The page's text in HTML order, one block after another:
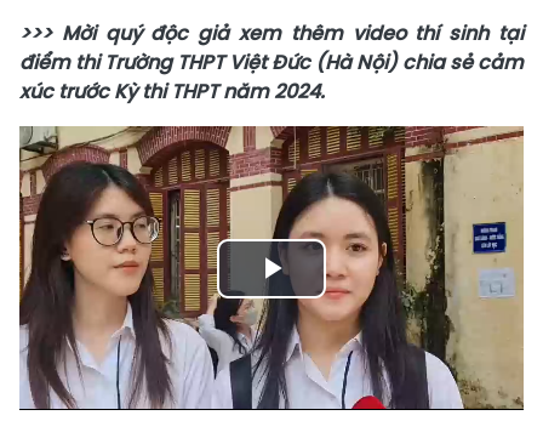
>>> Mời quý độc giả xem thêm video thí sinh tại
điểm thi Trường THPT Việt Đức (Hà Nội) chia sẻ cảm
xúc trước Kỳ thi THPT năm 2024.
Play
Video